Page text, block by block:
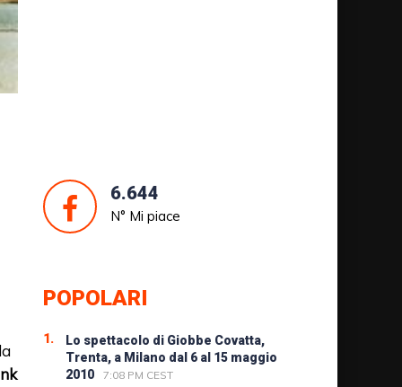
6.644
N° Mi piace
POPOLARI
1.
Lo spettacolo di Giobbe Covatta,
Trenta, a Milano dal 6 al 15 maggio
2010
7:08 PM CEST